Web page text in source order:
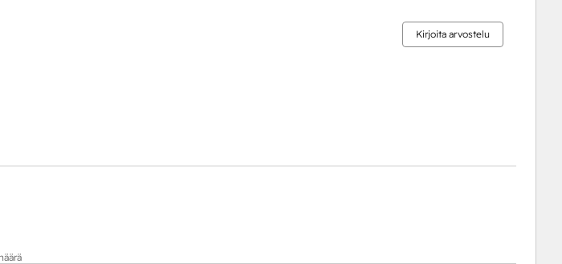
Kirjoita arvostelu